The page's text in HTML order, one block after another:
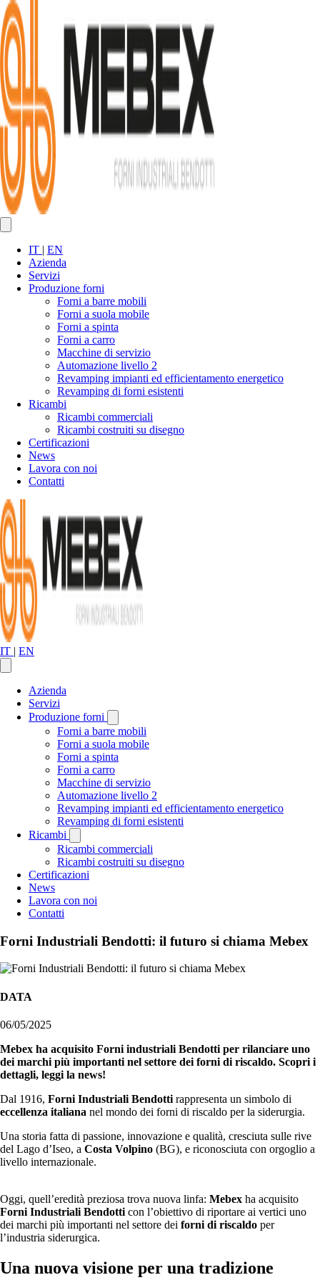
IT | EN
Azienda
Servizi
Produzione forni
Forni a barre mobili
Forni a suola mobile
Forni a spinta
Forni a carro
Macchine di servizio
Automazione livello 2
Revamping impianti ed efficientamento energetico
Revamping di forni esistenti
Ricambi
Ricambi commerciali
Ricambi costruiti su disegno
Certificazioni
News
Lavora con noi
Contatti
IT | EN
Azienda
Servizi
Produzione forni
Forni a barre mobili
Forni a suola mobile
Forni a spinta
Forni a carro
Macchine di servizio
Automazione livello 2
Revamping impianti ed efficientamento energetico
Revamping di forni esistenti
Ricambi
Ricambi commerciali
Ricambi costruiti su disegno
Certificazioni
News
Lavora con noi
Contatti
Forni Industriali Bendotti: il futuro si chiama Mebex
DATA
06/05/2025
Mebex ha acquisito Forni industriali Bendotti per rilanciare uno
dei marchi più importanti nel settore dei forni di riscaldo. Scopri i
dettagli, leggi la news!
Dal 1916, Forni Industriali Bendotti rappresenta un simbolo di
eccellenza italiana nel mondo dei forni di riscaldo per la siderurgia.
Una storia fatta di passione, innovazione e qualità, cresciuta sulle rive
del Lago d’Iseo, a Costa Volpino (BG), e riconosciuta con orgoglio a
livello internazionale.
Oggi, quell’eredità preziosa trova nuova linfa: Mebex ha acquisito
Forni Industriali Bendotti con l’obiettivo di riportare ai vertici uno
dei marchi più importanti nel settore dei forni di riscaldo per
l’industria siderurgica.
Una nuova visione per una tradizione